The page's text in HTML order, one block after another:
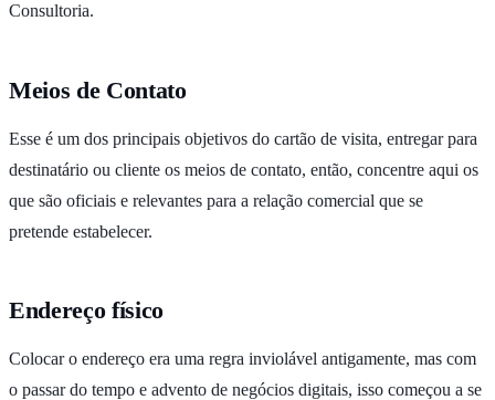
Consultoria.
Meios de Contato
Esse é um dos principais objetivos do cartão de visita, entregar para
destinatário ou cliente os meios de contato, então, concentre aqui os
que são oficiais e relevantes para a relação comercial que se
pretende estabelecer.
Endereço físico
Colocar o endereço era uma regra inviolável antigamente, mas com
o passar do tempo e advento de negócios digitais, isso começou a se